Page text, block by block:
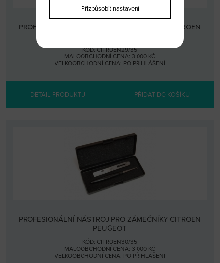
PROFESIONÁLNÍ NÁSTROJ PRO ZÁMEČNÍKY CITROEN
KÓD: CITROEN29/35
MALOOBCHODNÍ CENA: 3 000 KČ
VELKOOBCHODNÍ CENA: PO PŘIHLÁŠENÍ
DETAIL PRODUKTU PŘIDAT DO KOŠÍKU
PROFESIONÁLNÍ NÁSTROJ PRO ZÁMEČNÍKY CITROEN
PEUGEOT
KÓD: CITROEN30/35
MALOOBCHODNÍ CENA: 3 000 KČ
VELKOOBCHODNÍ CENA: PO PŘIHLÁŠENÍ
Přizpůsobit nastavení